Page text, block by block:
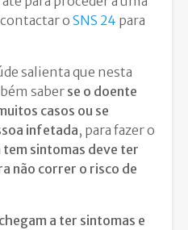
o SNS 24 para
salienta que nesta
saber se o doente
casos ou se
infetada, para fazer o
tem sintomas deve ter
não correr o risco de
a ter sintomas e